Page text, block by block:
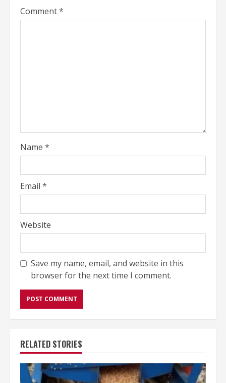
Comment*
Name *
Email *
Website
Save my name, email, and website in this
browser for the next time I comment.
RELATED STORIES